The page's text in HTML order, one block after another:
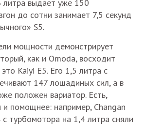
литра выдает уже 150
до сотни занимает 7,5 секунд
S5.
мощности демонстрирует
как и Omoda, восходит
Kaiyi E5. Его 1,5 литра с
147 лошадиных сил, а в
положен вариатор. Есть,
помощнее: например, Changan
турбомотора на 1,4 литра сняли